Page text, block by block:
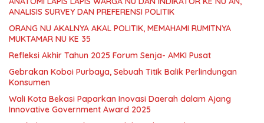
ANALISIS SURVEY DAN PREFERENSI POLITIK
ORANG NU AKALNYA AKAL POLITIK, MEMAHAMI RUMITNYA
MUKTAMAR NU KE 35
Refleksi Akhir Tahun 2025 Forum Senja- AMKI Pusat
Gebrakan Koboi Purbaya, Sebuah Titik Balik Perlindungan
Konsumen
Wali Kota Bekasi Paparkan Inovasi Daerah dalam Ajang
Innovative Government Award 2025